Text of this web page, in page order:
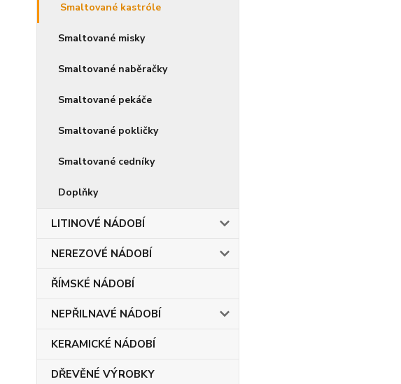
Smaltované kastróle
Smaltované misky
Smaltované naběračky
Smaltované pekáče
Smaltované pokličky
Smaltované cedníky
Doplňky
LITINOVÉ NÁDOBÍ
NEREZOVÉ NÁDOBÍ
ŘÍMSKÉ NÁDOBÍ
NEPŘILNAVÉ NÁDOBÍ
KERAMICKÉ NÁDOBÍ
DŘEVĚNÉ VÝROBKY